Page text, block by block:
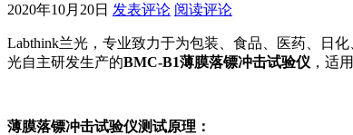
2020年10月20日 发表评论 阅读评论
Labthink兰光，专业致力于为包装、食品、医药、日
光自主研发生产的BMC-B1薄膜落镖冲击试验仪 ，适
薄膜落镖冲击试验仪测试原理 ：